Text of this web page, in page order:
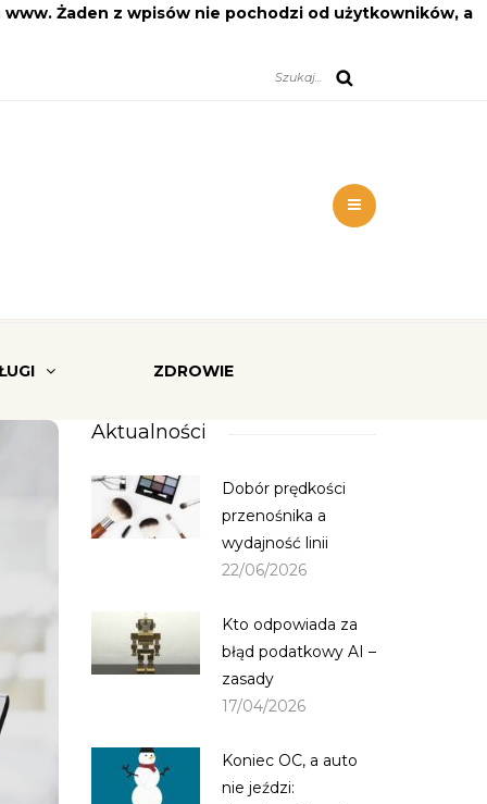
Żaden z wpisów nie pochodzi od użytkowników, a
ZDROWIE
Aktualności
Dobór prędkości
przenośnika a
wydajność linii
22/06/2026
Kto odpowiada za
błąd podatkowy AI –
zasady
17/04/2026
Koniec OC, a auto
nie jeździ: